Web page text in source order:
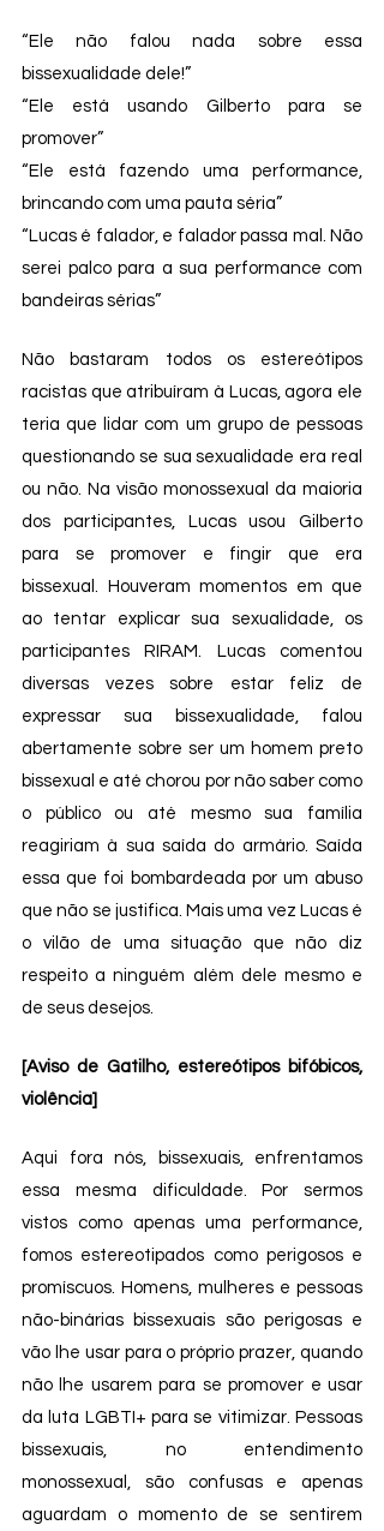
“Ele não falou nada sobre essa
bissexualidade dele!”
“Ele está usando Gilberto para se
promover”
“Ele está fazendo uma performance,
brincando com uma pauta séria”
“Lucas é falador, e falador passa mal. Não
serei palco para a sua performance com
bandeiras sérias”
Não bastaram todos os estereótipos
racistas que atribuíram à Lucas, agora ele
teria que lidar com um grupo de pessoas
questionando se sua sexualidade era real
ou não. Na visão monossexual da maioria
dos participantes, Lucas usou Gilberto
para se promover e fingir que era
bissexual. Houveram momentos em que
ao tentar explicar sua sexualidade, os
participantes RIRAM. Lucas comentou
diversas vezes sobre estar feliz de
expressar sua bissexualidade, falou
abertamente sobre ser um homem preto
bissexual e até chorou por não saber como
o público ou até mesmo sua família
reagiriam à sua saída do armário. Saída
essa que foi bombardeada por um abuso
que não se justifica. Mais uma vez Lucas é
o vilão de uma situação que não diz
respeito a ninguém além dele mesmo e
de seus desejos.
[Aviso de Gatilho, estereótipos bifóbicos,
violência]
Aqui fora nós, bissexuais, enfrentamos
essa mesma dificuldade. Por sermos
vistos como apenas uma performance,
fomos estereotipados como perigosos e
promíscuos. Homens, mulheres e pessoas
não-binárias bissexuais são perigosas e
vão lhe usar para o próprio prazer, quando
não lhe usarem para se promover e usar
da luta LGBTI+ para se vitimizar. Pessoas
bissexuais, no entendimento
monossexual, são confusas e apenas
aguardam o momento de se sentirem